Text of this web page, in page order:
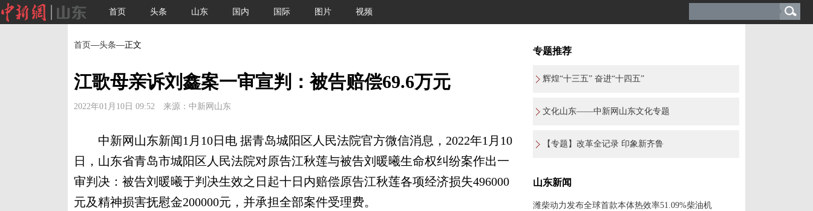
首页 头条 山东 国内 国际 图片 视频
首页—头条—正文
江歌母亲诉刘鑫案一审宣判：被告赔偿69.6万元
2022年01月10日 09:52 来源：中新网山东
中新网山东新闻1月10日电 据青岛城阳区人民法院官方微信消息，2022年1月10
日，山东省青岛市城阳区人民法院对原告江秋莲与被告刘暖曦生命权纠纷案作出一
审判决：被告刘暖曦于判决生效之日起十日内赔偿原告江秋莲各项经济损失496000
元及精神损害抚慰金200000元，并承担全部案件受理费。
专题推荐
辉煌“十三五” 奋进“十四五”
文化山东——中新网山东文化专题
【专题】改革全记录 印象新齐鲁
山东新闻
潍柴动力发布全球首款本体热效率51.09%柴油机